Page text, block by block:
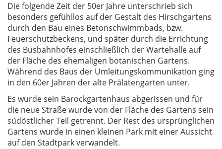
Die folgende Zeit der 50er Jahre unterschrieb sich
besonders gefühllos auf der Gestalt des Hirschgartens
durch den Bau eines Betonschwimmbads, bzw.
Feuerschutzbeckens, und später durch die Errichtung
des Busbahnhofes einschließlich der Wartehalle auf
der Fläche des ehemaligen botanischen Gartens.
Während des Baus der Umleitungskommunikation ging
in den 60er Jahren der alte Prälatengarten unter.
Es wurde sein Barockgartenhaus abgerissen und für
die neue Straße wurde von der Fläche des Gartens sein
südöstlicher Teil getrennt. Der Rest des ursprünglichen
Gartens wurde in einen kleinen Park mit einer Aussicht
auf den Stadtpark verwandelt.